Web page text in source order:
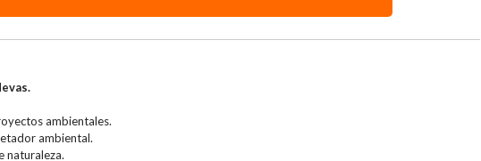
ambientales.
ambiental.
naturaleza.